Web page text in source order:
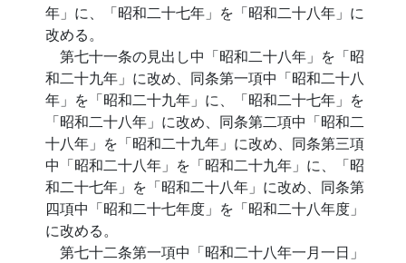
年」に、「昭和二十七年」を「昭和二十八年」に
改める。
第七十一条の見出し中「昭和二十八年」を「昭
和二十九年」に改め、同条第一項中「昭和二十八
年」を「昭和二十九年」に、「昭和二十七年」を
「昭和二十八年」に改め、同条第二項中「昭和二
十八年」を「昭和二十九年」に改め、同条第三項
中「昭和二十八年」を「昭和二十九年」に、「昭
和二十七年」を「昭和二十八年」に改め、同条第
四項中「昭和二十七年度」を「昭和二十八年度」
に改める。
第七十二条第一項中「昭和二十八年一月一日」